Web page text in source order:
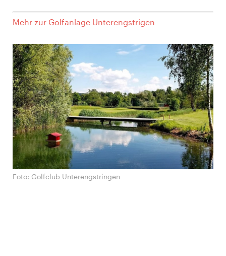
Mehr zur Golfanlage Unterengstrigen
Foto: Golfclub Unterengstringen